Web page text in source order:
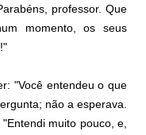
professor. Que
momento, os seus
"Você entendeu o que
não a esperava.
muito pouco, e,